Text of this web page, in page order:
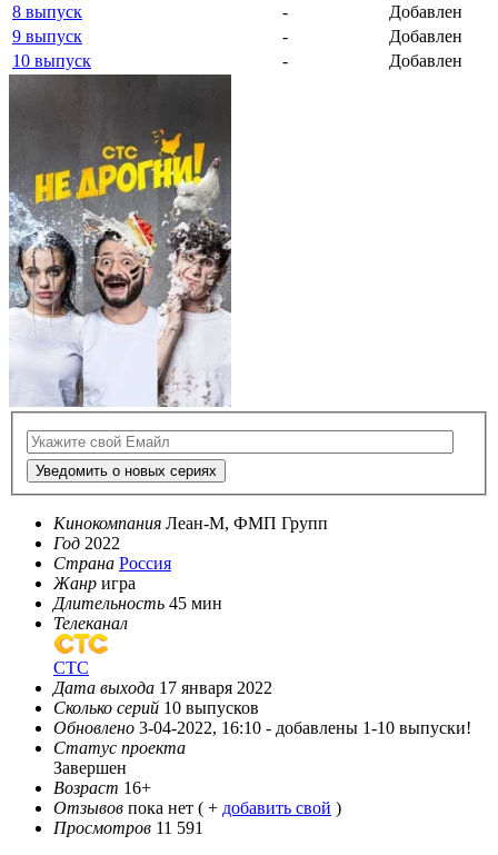
8 выпуск
-
Добавлен
9 выпуск
-
Добавлен
10 выпуск
- Добавлен
Уведомить о новых сериях
Кинокомпания Леан-М, ФМП Групп
Год 2022
Страна Россия
Жанр игра
Длительность 45 мин
Телеканал
СТС
Дата выхода 17 января 2022
Сколько серий 10 выпусков
Обновлено 3-04-2022, 16:10 - добавлены 1-10 выпуски!
Статус проекта
Завершен
Возраст 16+
Отзывов пока нет ( + добавить свой )
Просмотров 11 591